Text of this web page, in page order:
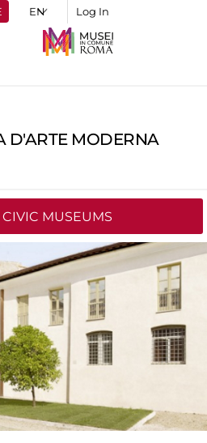
Log In
D'ARTE MODERNA
CIVIC MUSEUMS